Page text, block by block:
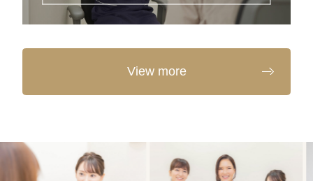
View more